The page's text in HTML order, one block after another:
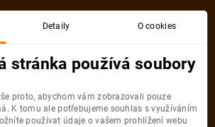
Akční letenka
Detaily O cookies
stránka používá soubory
proto, abychom vám zobrazovali pouze
K tomu ale potřebujeme souhlas s využíváním
používat údaje o vašem prohlížení webu